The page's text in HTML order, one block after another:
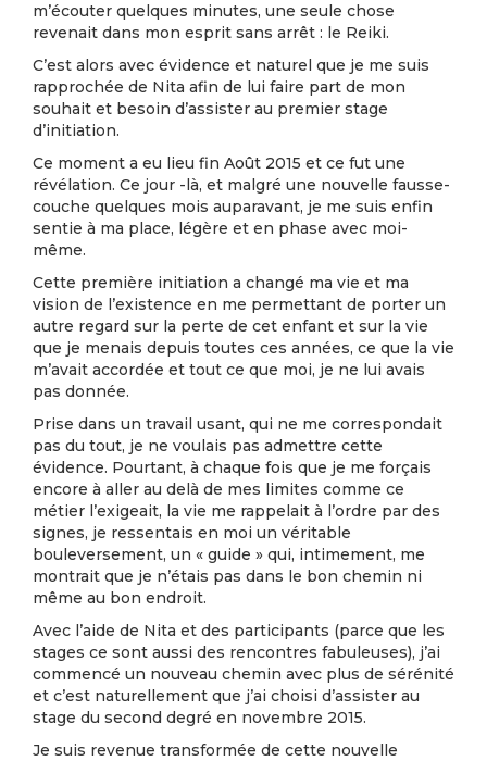
m’écouter quelques minutes, une seule chose
revenait dans mon esprit sans arrêt : le Reiki.
C’est alors avec évidence et naturel que je me suis
rapprochée de Nita afin de lui faire part de mon
souhait et besoin d’assister au premier stage
d’initiation.
Ce moment a eu lieu fin Août 2015 et ce fut une
révélation. Ce jour -là, et malgré une nouvelle fausse-
couche quelques mois auparavant, je me suis enfin
sentie à ma place, légère et en phase avec moi-
même.
Cette première initiation a changé ma vie et ma
vision de l’existence en me permettant de porter un
autre regard sur la perte de cet enfant et sur la vie
que je menais depuis toutes ces années, ce que la vie
m’avait accordée et tout ce que moi, je ne lui avais
pas donnée.
Prise dans un travail usant, qui ne me correspondait
pas du tout, je ne voulais pas admettre cette
évidence. Pourtant, à chaque fois que je me forçais
encore à aller au delà de mes limites comme ce
métier l’exigeait, la vie me rappelait à l’ordre par des
signes, je ressentais en moi un véritable
bouleversement, un « guide » qui, intimement, me
montrait que je n’étais pas dans le bon chemin ni
même au bon endroit.
Avec l’aide de Nita et des participants (parce que les
stages ce sont aussi des rencontres fabuleuses), j’ai
commencé un nouveau chemin avec plus de sérénité
et c’est naturellement que j’ai choisi d’assister au
stage du second degré en novembre 2015.
Je suis revenue transformée de cette nouvelle